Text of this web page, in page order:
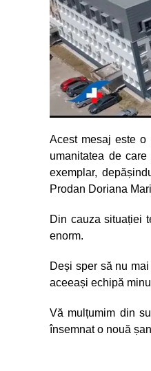
Acest mesaj este o
umanitatea de
exemplar,
Prodan Doriana
Din cauza situației
enorm.
Deși sper să nu
aceeași echipă
Vă mulțumim din
însemnat o nouă